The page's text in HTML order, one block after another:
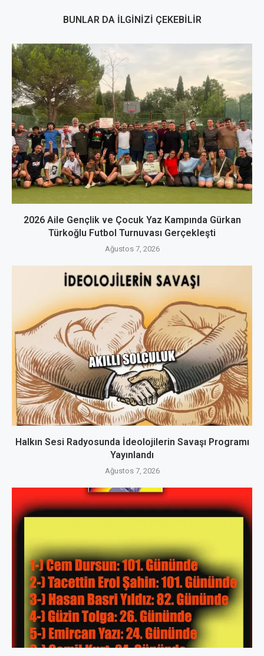
BUNLAR DA İLGINIZI ÇEKEBILIR
2026 Aile Gençlik ve Çocuk Yaz Kampında Gürkan
Türkoğlu Futbol Turnuvası Gerçekleşti
Ağustos 7, 2026
Halkın Sesi Radyosunda İdeolojilerin Savaşı Programı
Yayınlandı
Ağustos 7, 2026